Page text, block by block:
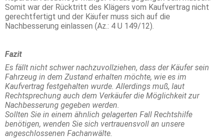
Somit war der Rücktritt des Klägers vom Kaufvertrag nicht
gerechtfertigt und der Käufer muss sich auf die
Nachbesserung einlassen (Az.: 4 U 149/12).
Fazit
Es fällt nicht schwer nachzuvollziehen, dass der Käufer sein
Fahrzeug in dem Zustand erhalten möchte, wie es im
Kaufvertrag festgehalten wurde. Allerdings muß, laut
Rechtsprechung auch dem Verkäufer die Möglichkeit zur
Nachbesserung gegeben werden.
Sollten Sie in einem ähnlich gelagerten Fall Rechtshilfe
benötigen, wenden Sie sich vertrauensvoll an unsere
angeschlossenen Fachanwälte.